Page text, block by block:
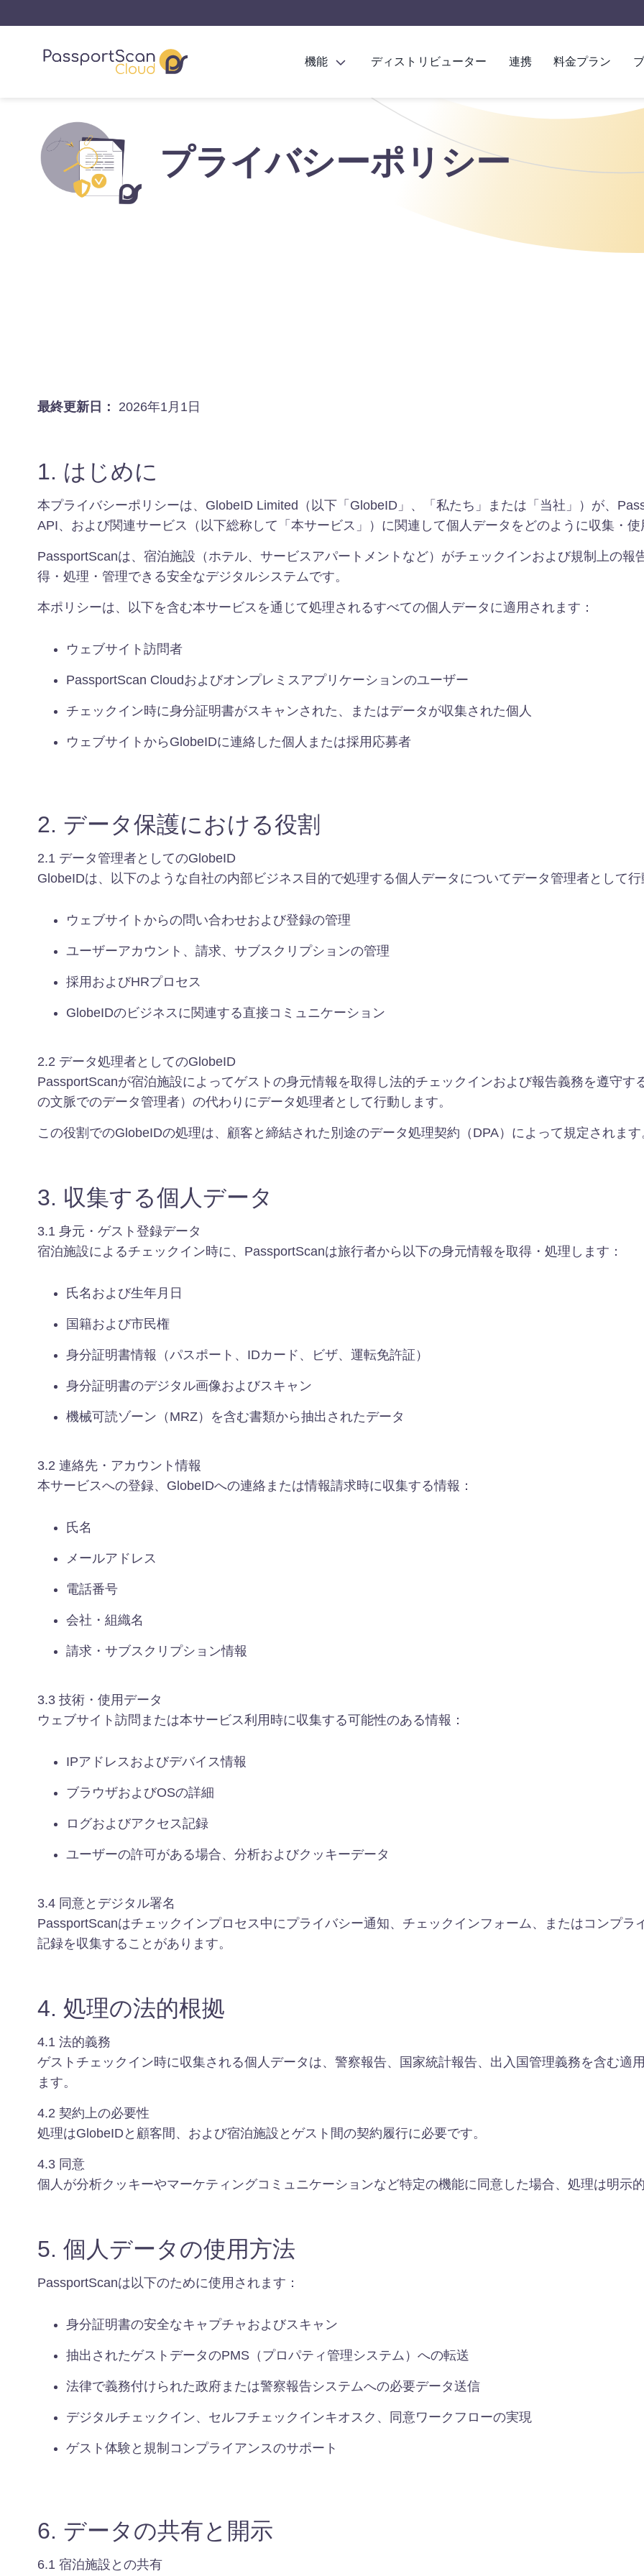
機能 ディストリビューター 連携 料金プラン
プライバシーポリシー
最終更新日： 2026年1月1日
1. はじめに
本プライバシーポリシーは、GlobeID Limited（以下「GlobeID」、「私たち」または「当社」）が、
API、および関連サービス（以下総称して「本サービス」）に関連して個人データをどのように収集・使
PassportScanは、宿泊施設（ホテル、サービスアパートメントなど）がチェックインおよび規制上の報
得・処理・管理できる安全なデジタルシステムです。
本ポリシーは、以下を含む本サービスを通じて処理されるすべての個人データに適用されます：
ウェブサイト訪問者
PassportScan Cloudおよびオンプレミスアプリケーションのユーザー
チェックイン時に身分証明書がスキャンされた、またはデータが収集された個人
ウェブサイトからGlobeIDに連絡した個人または採用応募者
2. データ保護における役割
2.1 データ管理者としてのGlobeID
GlobeIDは、以下のような自社の内部ビジネス目的で処理する個人データについてデータ管理者として行
ウェブサイトからの問い合わせおよび登録の管理
ユーザーアカウント、請求、サブスクリプションの管理
採用およびHRプロセス
GlobeIDのビジネスに関連する直接コミュニケーション
2.2 データ処理者としてのGlobeID
PassportScanが宿泊施設によってゲストの身元情報を取得し法的チェックインおよび報告義務を遵守
の文脈でのデータ管理者）の代わりにデータ処理者として行動します。
この役割でのGlobeIDの処理は、顧客と締結された別途のデータ処理契約（DPA）によって規定されます
3. 収集する個人データ
3.1 身元・ゲスト登録データ
宿泊施設によるチェックイン時に、PassportScanは旅行者から以下の身元情報を取得・処理します：
氏名および生年月日
国籍および市民権
身分証明書情報（パスポート、IDカード、ビザ、運転免許証）
身分証明書のデジタル画像およびスキャン
機械可読ゾーン（MRZ）を含む書類から抽出されたデータ
3.2 連絡先・アカウント情報
本サービスへの登録、GlobeIDへの連絡または情報請求時に収集する情報：
氏名
メールアドレス
電話番号
会社・組織名
請求・サブスクリプション情報
3.3 技術・使用データ
ウェブサイト訪問または本サービス利用時に収集する可能性のある情報：
IPアドレスおよびデバイス情報
ブラウザおよびOSの詳細
ログおよびアクセス記録
ユーザーの許可がある場合、分析およびクッキーデータ
3.4 同意とデジタル署名
PassportScanはチェックインプロセス中にプライバシー通知、チェックインフォーム、またはコンプ
記録を収集することがあります。
4. 処理の法的根拠
4.1 法的義務
ゲストチェックイン時に収集される個人データは、警察報告、国家統計報告、出入国管理義務を含む適
ます。
4.2 契約上の必要性
処理はGlobeIDと顧客間、および宿泊施設とゲスト間の契約履行に必要です。
4.3 同意
個人が分析クッキーやマーケティングコミュニケーションなど特定の機能に同意した場合、処理は明示
5. 個人データの使用方法
PassportScanは以下のために使用されます：
身分証明書の安全なキャプチャおよびスキャン
抽出されたゲストデータのPMS（プロパティ管理システム）への転送
法律で義務付けられた政府または警察報告システムへの必要データ送信
デジタルチェックイン、セルフチェックインキオスク、同意ワークフローの実現
ゲスト体験と規制コンプライアンスのサポート
6. データの共有と開示
6.1 宿泊施設との共有